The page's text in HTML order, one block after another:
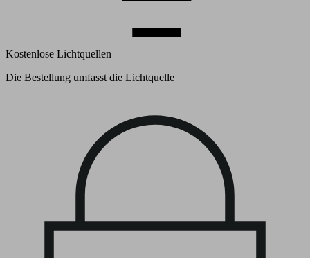
Kostenlose Lichtquellen
Die Bestellung umfasst die Lichtquelle